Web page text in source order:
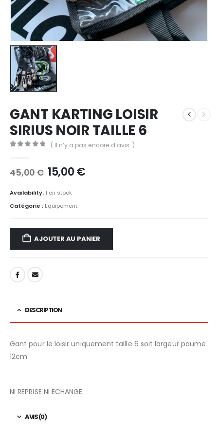
GANT KARTING LOISIR
SIRIUS NOIR TAILLE 6
( Il n’y a pas encore d’avis. )
45,00€ Le
prix
initial
était :
45,00 €.
15,00€Le
Availability: 1 en stock
Catégorie : Equipement
AJOUTER AU PANIER
DESCRIPTION
Gant pour le loisir uniquement taille 6 soit largeur paume
12cm
NI REPRISE NI ECHANGE
AVIS (0)